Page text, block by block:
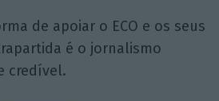
de apoiar o ECO e os seus
é o jornalismo
credível.